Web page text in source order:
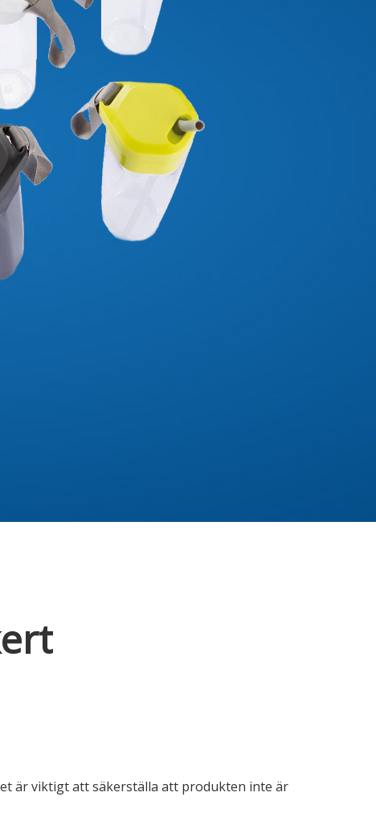
är viktigt att säkerställa att produkten inte är